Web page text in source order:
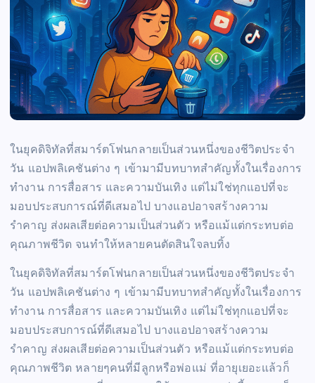
ในยุคดิจิทัลที่สมาร์ตโฟนกลายเป็นส่วนหนึ่งของชีวิตประจำ
วัน แอปพลิเคชันต่าง ๆ เข้ามามีบทบาทสำคัญทั้งในเรื่องการ
ทำงาน การสื่อสาร และความบันเทิง แต่ไม่ใช่ทุกแอปที่จะ
มอบประสบการณ์ที่ดีเสมอไป บางแอปอาจสร้างความ
รำคาญ ส่งผลเสียต่อความเป็นส่วนตัว หรือแม้แต่กระทบต่อ
คุณภาพชีวิต จนทำให้หลายคนตัดสินใจลบทิ้ง
ในยุคดิจิทัลที่สมาร์ตโฟนกลายเป็นส่วนหนึ่งของชีวิตประจำ
วัน แอปพลิเคชันต่าง ๆ เข้ามามีบทบาทสำคัญทั้งในเรื่องการ
ทำงาน การสื่อสาร และความบันเทิง แต่ไม่ใช่ทุกแอปที่จะ
มอบประสบการณ์ที่ดีเสมอไป บางแอปอาจสร้างความ
รำคาญ ส่งผลเสียต่อความเป็นส่วนตัว หรือแม้แต่กระทบต่อ
คุณภาพชีวิต หลายๆคนที่มีลูกหรือพ่อแม่ ที่อายุเยอะแล้วก็